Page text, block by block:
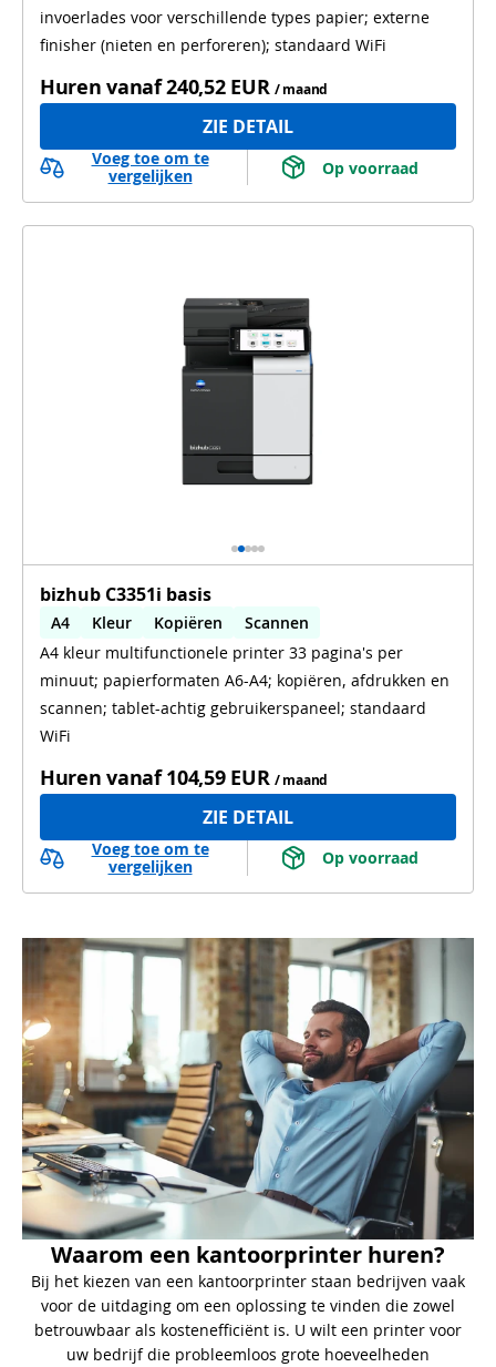
invoerlades voor verschillende types papier; externe
finisher (nieten en perforeren); standaard WiFi
Huren vanaf240,52 EUR / maand
ZIE DETAIL
Voeg toe om te
vergelijken
Op voorraad
bizhub C3351i basis
A4 Kleur Kopiëren
Scannen
Automatisch dubbelzijdig printen
Automatisch dubbelzijdig scannen
WiFi
A4 kleur multifunctionele printer 33 pagina's per
minuut; papierformaten A6-A4; kopiëren, afdrukken en
scannen; tablet-achtig gebruikerspaneel; standaard
WiFi
Huren vanaf 104,59 EUR / maand
ZIE DETAIL
Voeg toe om te
vergelijken
Op voorraad
Waarom een kantoorprinter huren?
Bij het kiezen van een kantoorprinter staan bedrijven vaak
voor de uitdaging om een oplossing te vinden die zowel
betrouwbaar als kostenefficiënt is. U wilt een printer voor
uw bedrijf die probleemloos grote hoeveelheden